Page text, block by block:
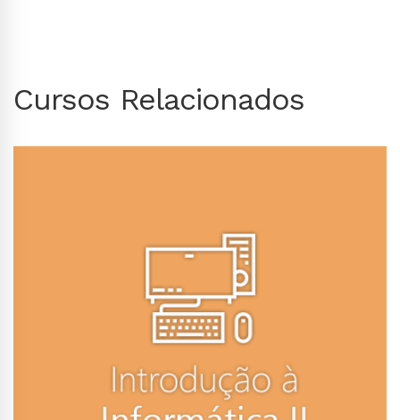
Cursos Relacionados